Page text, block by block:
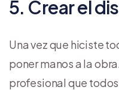
5. Crear el
Una vez que hiciste
poner manos a la
profesional que